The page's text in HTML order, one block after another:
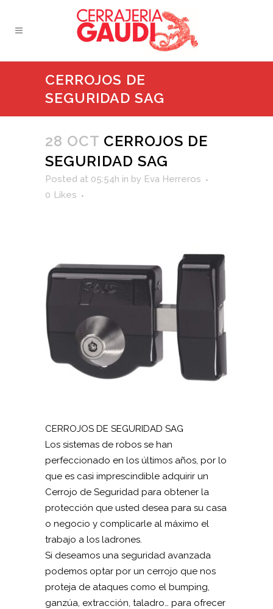
CERROJOS DE
SEGURIDAD SAG
28 OCT CERROJOS DE
SEGURIDAD SAG
Posted at 05:54h in by Eva Herreros
0 Likes
CERROJOS DE SEGURIDAD SAG
Los sistemas de robos se han
perfeccionado en los últimos años, por lo
que es casi imprescindible adquirir un
Cerrojo de Seguridad para obtener la
protección que usted desea para su casa
o negocio y complicarle al máximo el
trabajo a los ladrones.
Si deseamos una seguridad avanzada
podemos optar por un cerrojo que nos
proteja de ataques como el bumping,
ganzúa, extracción, taladro… para ofrecer